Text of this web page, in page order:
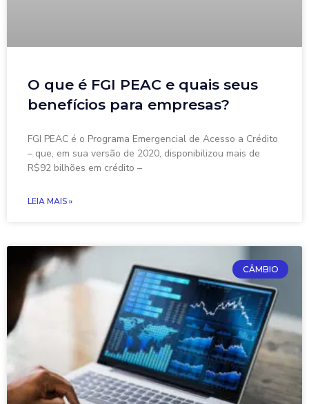
O que é FGI PEAC e quais seus
benefícios para empresas?
FGI PEAC é o Programa Emergencial de Acesso a Crédito
– que, em sua versão de 2020, disponibilizou mais de
R$92 bilhões em crédito –
LEIA MAIS »
CÂMBIO